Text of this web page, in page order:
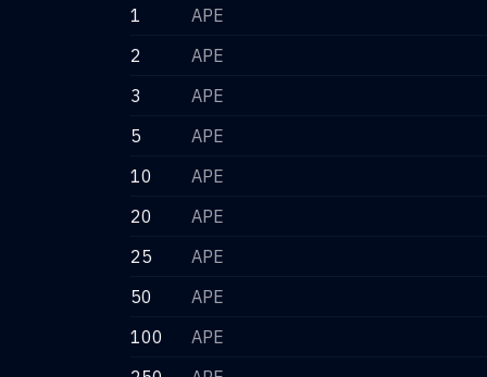
1
APE
2
APE
3
APE
5
APE
10
APE
20
APE
25
APE
50
APE
100
APE